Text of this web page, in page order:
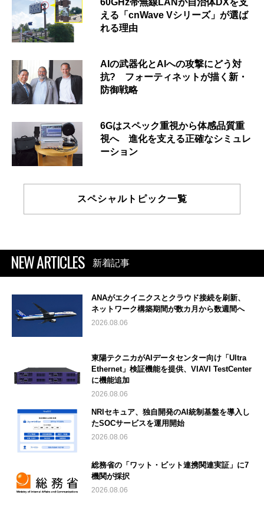
60GHz帯無線LANが自治体DXを支
える「cnWave Vシリーズ」が選ば
れる理由
AIの武器化とAIへの攻撃にどう対
抗? フォーティネットが描く新・
防御戦略
6Gはスペック重視から体感品質重
視へ 進化を支える正確なシミュレ
ーション
スペシャルトピック一覧
NEW ARTICLES 新着記事
ANAがエクイニクスとクラウド接続を刷新、
ネットワーク構築期間が数カ月から数週間へ
2026.08.06
東陽テクニカがAIデータセンター向け「Ultra
Ethernet」検証機能を提供、VIAVI TestCenter
に機能追加
2026.08.06
NRIセキュア、独自開発のAI統制基盤を導入し
たSOCサービスを運用開始
2026.08.06
総務省の「ワット・ビット連携関連実証」に7
機関が採択
2026.08.06